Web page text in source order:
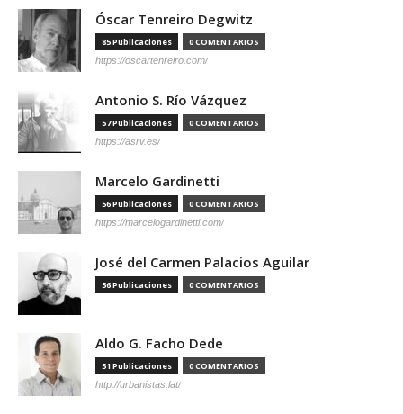
Óscar Tenreiro Degwitz
85 Publicaciones 0 COMENTARIOS
https://oscartenreiro.com/
Antonio S. Río Vázquez
57 Publicaciones 0 COMENTARIOS
https://asrv.es/
Marcelo Gardinetti
56 Publicaciones 0 COMENTARIOS
https://marcelogardinetti.com/
José del Carmen Palacios Aguilar
56 Publicaciones 0 COMENTARIOS
Aldo G. Facho Dede
51 Publicaciones 0 COMENTARIOS
http://urbanistas.lat/